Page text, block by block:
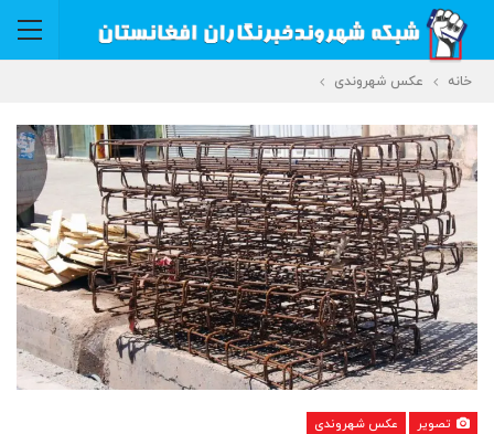
خانه عکس شهروندی
تصویر عکس شهروندی